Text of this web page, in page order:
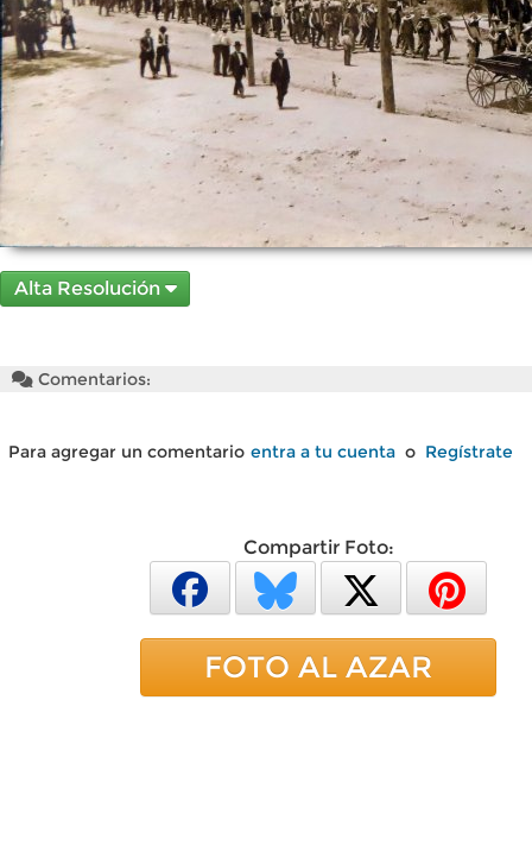
Alta Resolución
Comentarios:
Para agregar un comentario entra a tu cuenta o Regístrate
Compartir Foto:
FOTO AL AZAR